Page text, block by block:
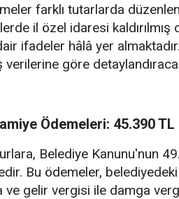
farklı tutarlarda
il özel idaresi kaldırılmış
ifadeler hâlâ yer
verilerine göre
Ödemeleri: 45.390 TL
Belediye Kanunu'nun
Bu ödemeler, belediyedeki
ve gelir vergisi ile damga